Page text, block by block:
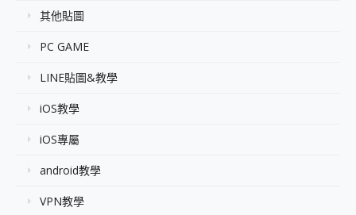
其他貼圖
PC GAME
LINE貼圖&教學
iOS教學
iOS專屬
android教學
VPN教學